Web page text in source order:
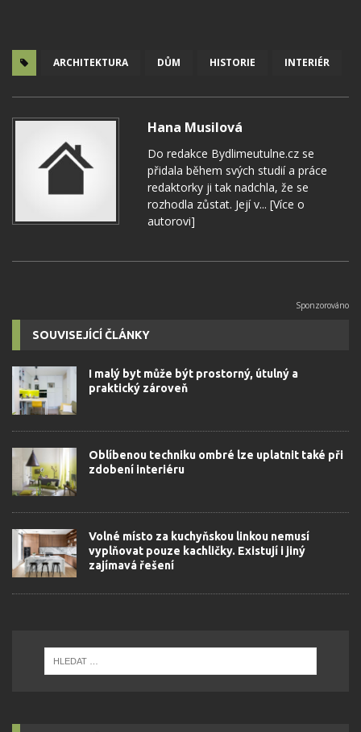
ARCHITEKTURA DŮM HISTORIE INTERIÉR
Hana Musilová
Do redakce Bydlimeutulne.cz se
přidala během svých studií a práce
redaktorky ji tak nadchla, že se
rozhodla zůstat. Její v... [Více o
autorovi]
SOUVISEJÍCÍ ČLÁNKY
I malý byt může být prostorný, útulný a
praktický zároveň
Oblíbenou techniku ombré lze uplatnit také při
zdobení interiéru
Volné místo za kuchyňskou linkou nemusí
vyplňovat pouze kachličky. Existují i jiný
zajímavá řešení